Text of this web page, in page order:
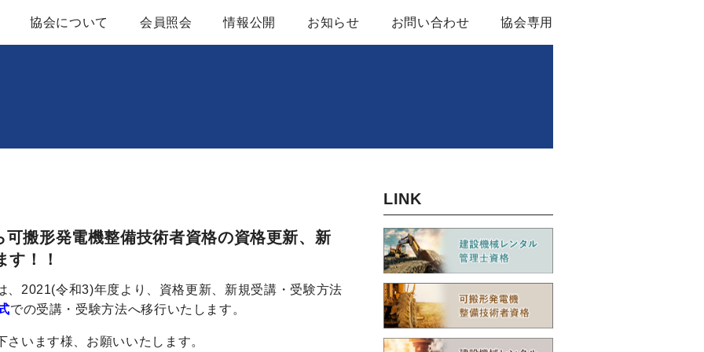
協会について
役員名簿
ブロック一覧
関係団体・官公庁
会員照会 情報公開
入会案内
お知らせ お問い合わせ 協会専用
搬形発電機整備技術者資格の資格更新、新
す！！
2021(令和3)年度より、資格更新、新規受講・受験方法
での受講・受験方法へ移行いたします。
さいます様、お願いいたします。
LINK